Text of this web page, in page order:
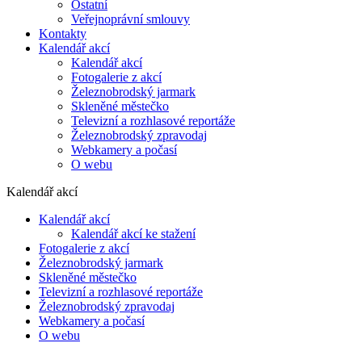
Ostatní
Veřejnoprávní smlouvy
Kontakty
Kalendář akcí
Kalendář akcí
Fotogalerie z akcí
Železnobrodský jarmark
Skleněné městečko
Televizní a rozhlasové reportáže
Železnobrodský zpravodaj
Webkamery a počasí
O webu
Kalendář akcí
Kalendář akcí
Kalendář akcí ke stažení
Fotogalerie z akcí
Železnobrodský jarmark
Skleněné městečko
Televizní a rozhlasové reportáže
Železnobrodský zpravodaj
Webkamery a počasí
O webu